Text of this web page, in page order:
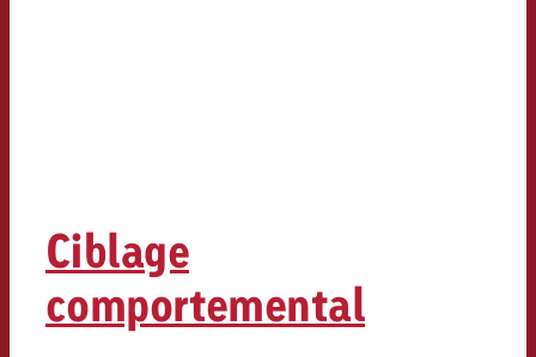
Ciblage
comportemental